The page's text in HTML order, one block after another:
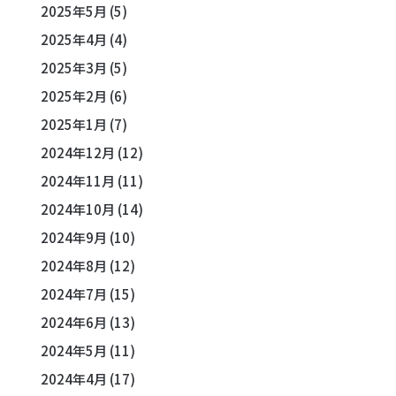
2025年5月 (5)
2025年4月 (4)
2025年3月 (5)
2025年2月 (6)
2025年1月 (7)
2024年12月 (12)
2024年11月 (11)
2024年10月 (14)
2024年9月 (10)
2024年8月 (12)
2024年7月 (15)
2024年6月 (13)
2024年5月 (11)
2024年4月 (17)